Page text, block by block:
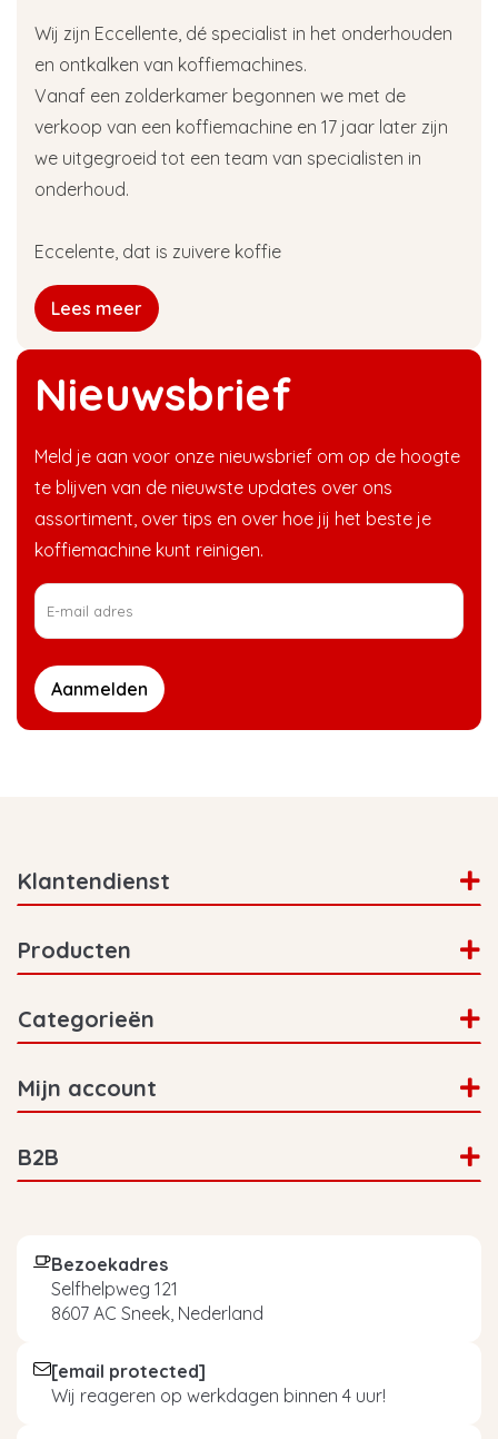
Nieuwsbrief
Meld je aan voor onze nieuwsbrief om op de hoogte
te blijven van de nieuwste updates over ons
assortiment, over tips en over hoe jij het beste je
koffiemachine kunt reinigen.
Aanmelden
Wij zijn Eccellente, dé specialist in het onderhouden
en ontkalken van koffiemachines.
Vanaf een zolderkamer begonnen we met de
verkoop van een koffiemachine en 17 jaar later zijn
we uitgegroeid tot een team van specialisten in
onderhoud.
Eccelente, dat is zuivere koffie
Lees meer
Klantendienst
Producten
Categorieën
Mijn account
B2B
Bezoekadres
Selfhelpweg 121
8607 AC Sneek, Nederland
[email protected]
Wij reageren op werkdagen binnen 4 uur!